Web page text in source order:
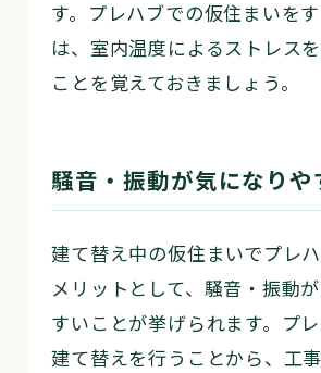
す。プレハブでの仮住まいを
は、室内温度によるストレス
ことを覚えておきましょう。
騒音・振動が気になりや
建て替え中の仮住まいでプレ
メリットとして、騒音・振動
すいことが挙げられます。プ
建て替えを行うことから、工